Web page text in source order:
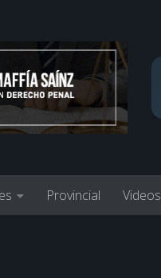
Provincial Videos